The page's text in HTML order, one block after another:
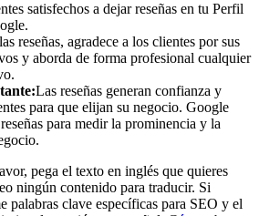
satisfechos a dejar reseñas en tu Perfil
reseñas, agradece a los clientes por sus
y aborda de forma profesional cualquier
Las reseñas generan confianza y
para que elijan su negocio. Google
para medir la prominencia y la
pega el texto en inglés que quieres
ningún contenido para traducir. Si
palabras clave específicas para SEO y el